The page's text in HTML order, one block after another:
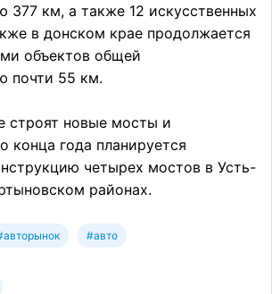
377 км, а также 12 искусственных
в донском крае продолжается
объектов общей
почти 55 км.
строят новые мосты и
конца года планируется
четырех мостов в Усть-
районах.
#авто